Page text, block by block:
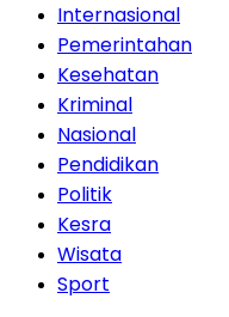
Internasional
Pemerintahan
Kesehatan
Kriminal
Nasional
Pendidikan
Politik
Kesra
Wisata
Sport